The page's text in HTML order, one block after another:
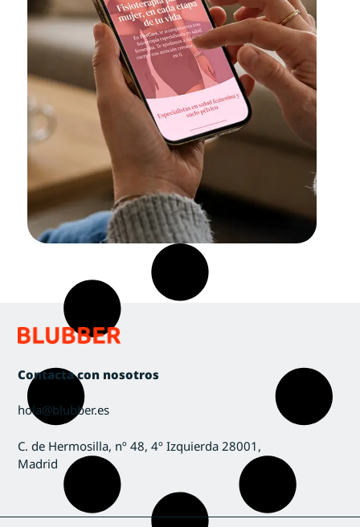
contenido
web para
HerCare
Contacta con nosotros
hola@blubber.es
C. de Hermosilla, nº 48, 4º Izquierda 28001,
Madrid